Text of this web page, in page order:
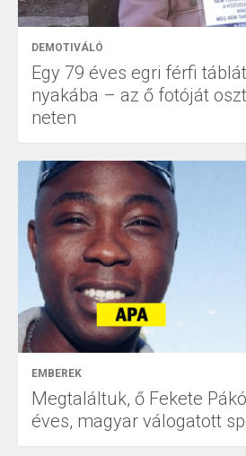
DEMOTIVÁLÓ
Egy 79 éves egri férfi
nyakába – az ő fotóját
neten
EMBEREK
Megtaláltuk, ő Fekete
éves, magyar válogatott